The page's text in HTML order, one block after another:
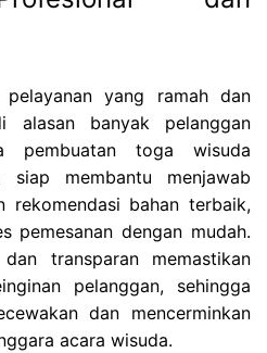
yang ramah dan
alasan banyak pelanggan
pembuatan toga wisuda
siap membantu menjawab
rekomendasi bahan terbaik,
pemesanan dengan mudah.
transparan memastikan
pelanggan, sehingga
dan mencerminkan
acara wisuda.